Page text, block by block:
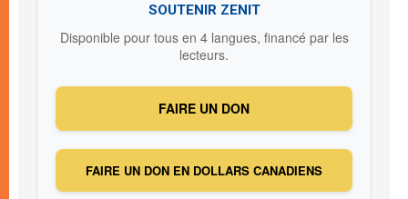
SOUTENIR ZENIT
Disponible pour tous en 4 langues, financé par les
lecteurs.
FAIRE UN DON
FAIRE UN DON EN DOLLARS CANADIENS